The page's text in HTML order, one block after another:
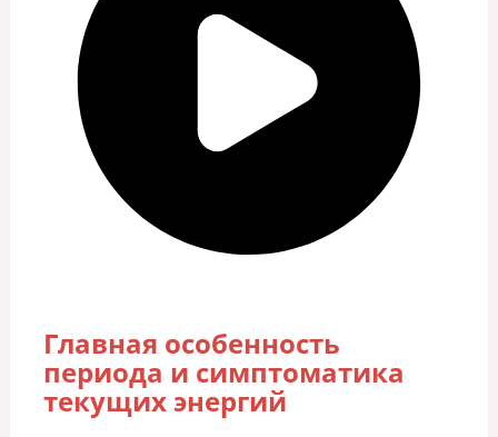
Главная особенность
периода и симптоматика
текущих энергий